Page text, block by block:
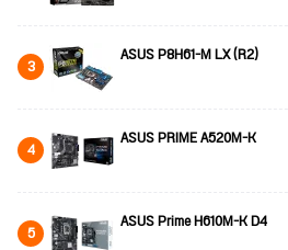
3 ASUS P8H61-M LX (R2)
4 ASUS PRIME A520M-K
5 ASUS Prime H610M-K D4